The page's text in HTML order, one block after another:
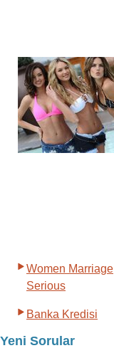
Women Marriage
Serious
Banka Kredisi
Yeni Sorular